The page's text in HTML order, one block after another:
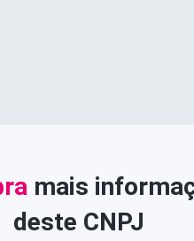
mais
deste CNPJ